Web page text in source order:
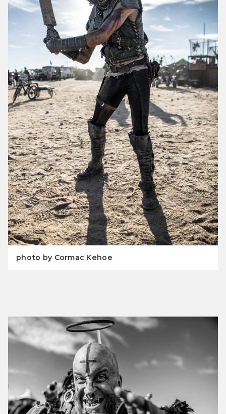
photo by Cormac Kehoe